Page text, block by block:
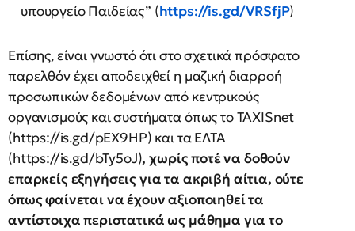
υπουργείο Παιδείας” (https://is.gd/VRSfjP)
Επίσης, είναι γνωστό ότι στο σχετικά πρόσφατο
παρελθόν έχει αποδειχθεί η μαζική διαρροή
προσωπικών δεδομένων από κεντρικούς
οργανισμούς και συστήματα όπως το TAXISnet
(https://is.gd/pEX9HP) και τα ΕΛΤΑ
(https://is.gd/bTy5oJ), χωρίς ποτέ να δοθούν
επαρκείς εξηγήσεις για τα ακριβή αίτια, ούτε
όπως φαίνεται να έχουν αξιοποιηθεί τα
αντίστοιχα περιστατικά ως μάθημα για το